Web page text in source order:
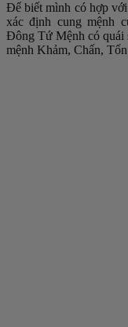
Để biết mình có hợp
xác định cung mệnh
Đông Tứ Mệnh có quái
mệnh Khảm, Chấn,